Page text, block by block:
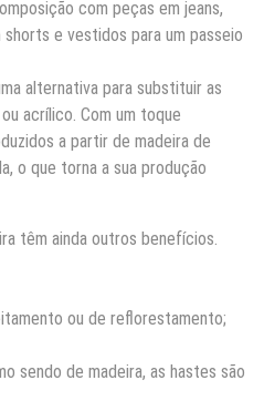
com peças em jeans,
e vestidos para um passeio
alternativa para substituir as
acrílico. Com um toque
a partir de madeira de
o que torna a sua produção
têm ainda outros benefícios.
ou de reflorestamento;
sendo de madeira, as hastes são